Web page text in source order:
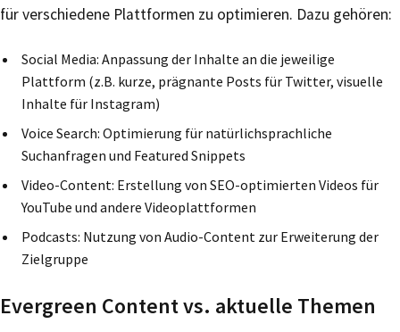
für verschiedene Plattformen zu optimieren. Dazu gehören:
Social Media: Anpassung der Inhalte an die jeweilige
Plattform (z.B. kurze, prägnante Posts für Twitter, visuelle
Inhalte für Instagram)
Voice Search: Optimierung für natürlichsprachliche
Suchanfragen und Featured Snippets
Video-Content: Erstellung von SEO-optimierten Videos für
YouTube und andere Videoplattformen
Podcasts: Nutzung von Audio-Content zur Erweiterung der
Zielgruppe
Evergreen Content vs. aktuelle Themen